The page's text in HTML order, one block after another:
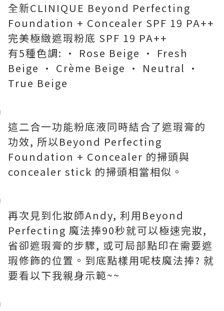
全新CLINIQUE Beyond Perfecting
Foundation + Concealer SPF 19 PA++
完美極緻遮瑕粉底 SPF 19 PA++
有5種色調: • Rose Beige • Fresh
Beige • Crème Beige • Neutral •
True Beige
這二合一功能粉底液同時結合了遮瑕膏的
功效, 所以Beyond Perfecting
Foundation + Concealer 的掃頭與
concealer stick 的掃頭相當相似。
再次見到化妝師Andy, 利用Beyond
Perfecting 魔法捧90秒就可以極速完妝,
省卻遮瑕膏的步驟, 或可局部點印在需要遮
瑕修飾的位置。到底點樣用呢枝魔法捧? 就
要看以下我親身示範~~